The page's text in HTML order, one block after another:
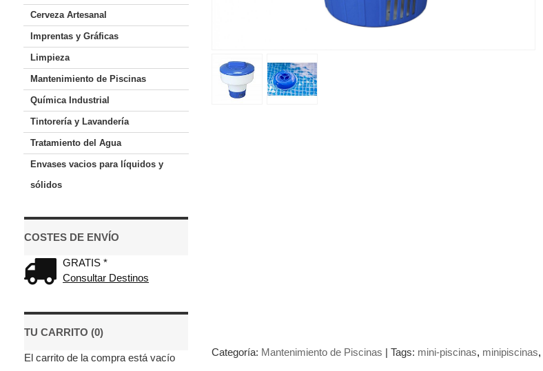
Cerveza Artesanal
Imprentas y Gráficas
Limpieza
Mantenimiento de Piscinas
Química Industrial
Tintorería y Lavandería
Tratamiento del Agua
Envases vacios para líquidos y
sólidos
COSTES DE ENVÍO
GRATIS *
Consultar Destinos
TU CARRITO (0)
El carrito de la compra está vacío Categoría: Mantenimiento de Piscinas | Tags: mini-piscinas minipiscinas